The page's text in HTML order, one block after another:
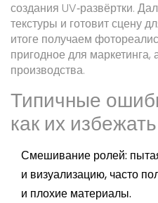
создания UV‑развёртки.
текстуры и готовит сцену
итоге получаем
пригодное для
производства.
Типичные
как их избежать
Смешивание ролей:
и визуализацию, часто
и плохие материалы.